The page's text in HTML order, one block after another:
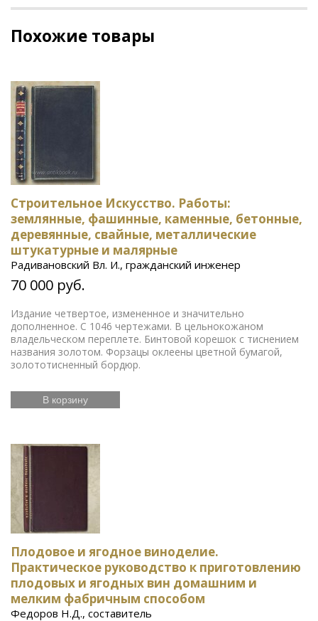
Похожие товары
Строительное Искусство. Работы:
землянные, фашинные, каменные, бетонные,
деревянные, свайные, металлические
штукатурные и малярные
Радивановский Вл. И., гражданский инженер
70 000 руб.
Издание четвертое, измененное и значительно
дополненное. С 1046 чертежами. В цельнокожаном
владельческом переплете. Бинтовой корешок с тиснением
названия золотом. Форзацы оклеены цветной бумагой,
золототисненный бордюр.
В корзину
Плодовое и ягодное виноделие.
Практическое руководство к приготовлению
плодовых и ягодных вин домашним и
мелким фабричным способом
Федоров Н.Д., составитель